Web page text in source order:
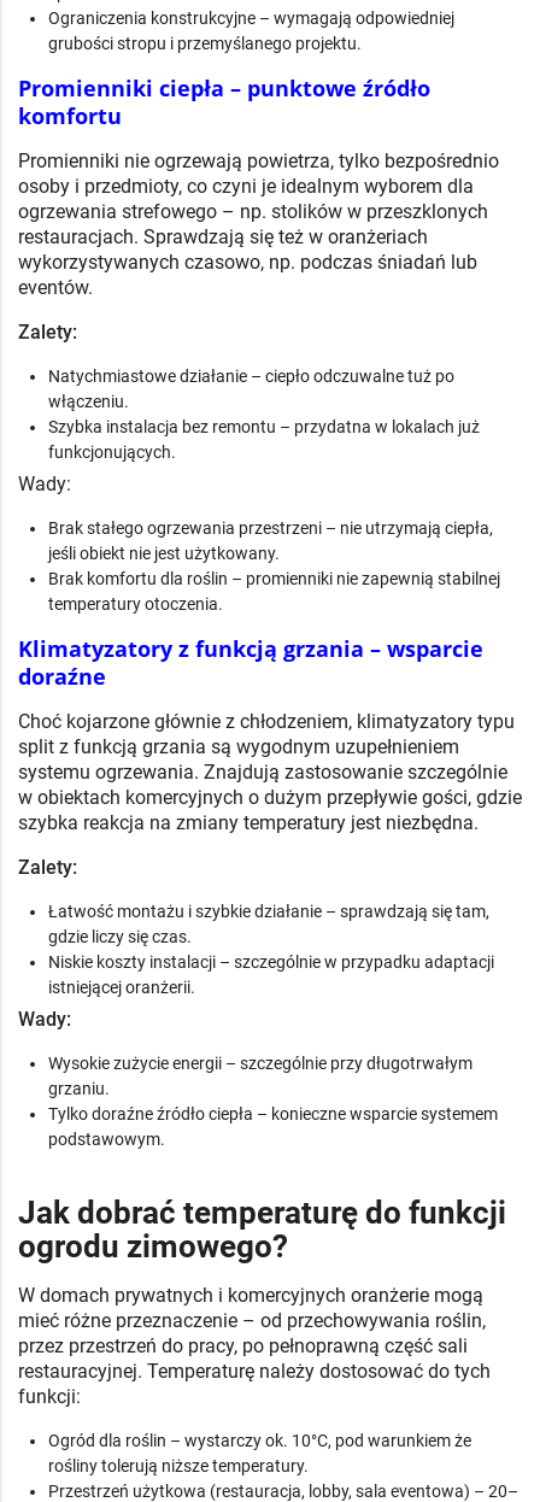
Ograniczenia konstrukcyjne – wymagają odpowiedniej
grubości stropu i przemyślanego projektu.
Promienniki ciepła – punktowe źródło
komfortu
Promienniki nie ogrzewają powietrza, tylko bezpośrednio
osoby i przedmioty, co czyni je idealnym wyborem dla
ogrzewania strefowego – np. stolików w przeszklonych
restauracjach. Sprawdzają się też w oranżeriach
wykorzystywanych czasowo, np. podczas śniadań lub
eventów.
Zalety:
Natychmiastowe działanie – ciepło odczuwalne tuż po
włączeniu.
Szybka instalacja bez remontu – przydatna w lokalach już
funkcjonujących.
Wady:
Brak stałego ogrzewania przestrzeni – nie utrzymają ciepła,
jeśli obiekt nie jest użytkowany.
Brak komfortu dla roślin – promienniki nie zapewnią stabilnej
temperatury otoczenia.
Klimatyzatory z funkcją grzania – wsparcie
doraźne
Choć kojarzone głównie z chłodzeniem, klimatyzatory typu
split z funkcją grzania są wygodnym uzupełnieniem
systemu ogrzewania. Znajdują zastosowanie szczególnie
w obiektach komercyjnych o dużym przepływie gości, gdzie
szybka reakcja na zmiany temperatury jest niezbędna.
Zalety:
Łatwość montażu i szybkie działanie – sprawdzają się tam,
gdzie liczy się czas.
Niskie koszty instalacji – szczególnie w przypadku adaptacji
istniejącej oranżerii.
Wady:
Wysokie zużycie energii – szczególnie przy długotrwałym
grzaniu.
Tylko doraźne źródło ciepła – konieczne wsparcie systemem
podstawowym.
Jak dobrać temperaturę do funkcji
ogrodu zimowego?
W domach prywatnych i komercyjnych oranżerie mogą
mieć różne przeznaczenie – od przechowywania roślin,
przez przestrzeń do pracy, po pełnoprawną część sali
restauracyjnej. Temperaturę należy dostosować do tych
funkcji:
Ogród dla roślin – wystarczy ok. 10°C, pod warunkiem że
rośliny tolerują niższe temperatury.
Przestrzeń użytkowa (restauracja, lobby, sala eventowa) – 20–